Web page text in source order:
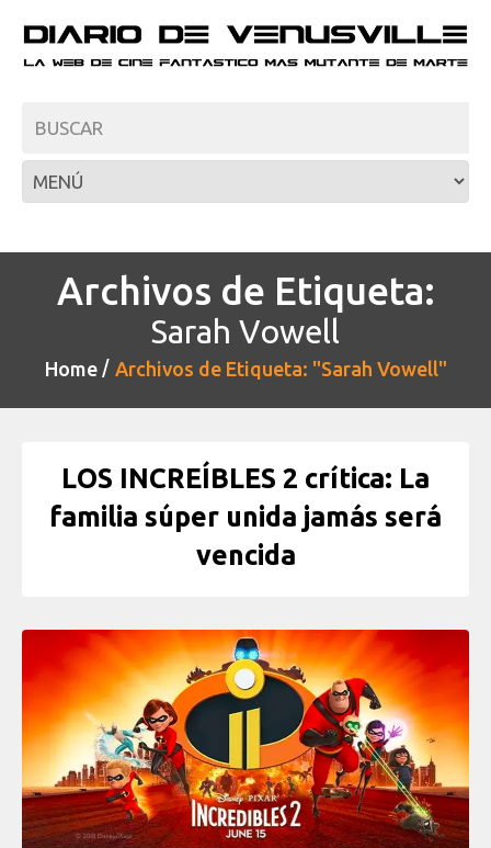
Archivos de Etiqueta:
Sarah Vowell
Home Archivos de Etiqueta: "Sarah Vowell"
LOS INCREÍBLES 2 crítica: La
familia súper unida jamás será
vencida